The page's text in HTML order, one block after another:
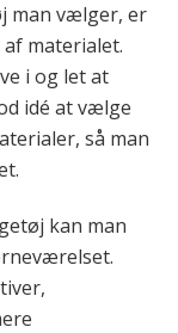
man vælger, er
materialet.
i og let at
idé at vælge
så man
kan man